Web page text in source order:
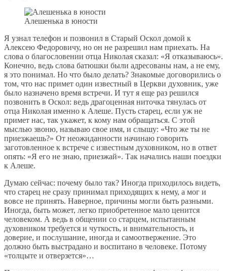
Алешенька в юности
Я узнал телефон и позвонил в Старый Оскол домой к
Алексею Федоровичу, но он не разрешил нам приехать. На
слова о благословении отца Николая сказал: «Я отказываюсь».
Конечно, ведь слова батюшки были адресованы нам, а не ему,
я это понимал. Но что было делать? Знакомые договорились о
том, что нас примет один известный в Церкви духовник, уже
было назначено время встречи. И тут я еще раз решился
позвонить в Оскол: ведь драгоценная ниточка тянулась от
отца Николая именно к Алеше. Пусть старец, если уж не
примет нас, так укажет, к кому нам обращаться. С этой
мыслью звоню, называю свое имя, и слышу: «Что же ты не
приезжаешь?» От неожиданности начинаю говорить
заготовленное к встрече с известным духовником, но в ответ
опять: «Я его не знаю, приезжай». Так начались наши поездки
к Алеше.
Думаю сейчас: почему было так? Иногда приходилось видеть,
что старец не сразу принимал приходящих к нему, а мог и
вовсе не принять. Наверное, причины могли быть разными.
Иногда, быть может, легко приобретенное мало ценится
человеком. А ведь в общении со старцем, испытанным
духовником требуется и чуткость, и внимательность, и
доверие, и послушание, иногда и самоотвержение. Это
должно быть выстрадано и воспитано в человеке. Потому
«толцыте и отверзется»…